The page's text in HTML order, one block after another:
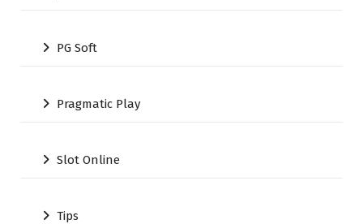
PG Soft
Pragmatic Play
Slot Online
Tips